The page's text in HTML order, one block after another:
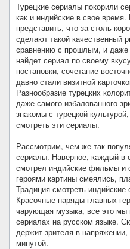
Турецкие сериалы покорили
как и индийские в свое
представить, что за столь
сделают такой качественный
сравнению с прошлым, и даже
найдет сериал по своему
постановки, сочетание
давно стали визитной
Разнообразие турецких
даже самого избалованного
знакомы с турецкой
смотреть эти сериалы.
Рассмотрим, чем же так
сериалы. Наверное, каждый в
смотрел индийские фильмы и
героями картины смеялись,
Традиция смотреть
Красочные наряды главных
чарующая музыка, все это мы
сериалах на русском языке.
держит зрителя в
минутой.